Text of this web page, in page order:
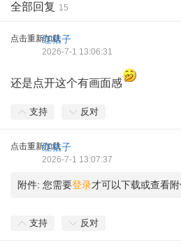
全部回复 15
点击重新加载
红桔子
2026-7-1 13:06:31
还是点开这个有画面感
支持 反对
点击重新加载
红桔子
2026-7-1 13:07:37
附件: 您需要登录才可以下载或查看
支持 反对